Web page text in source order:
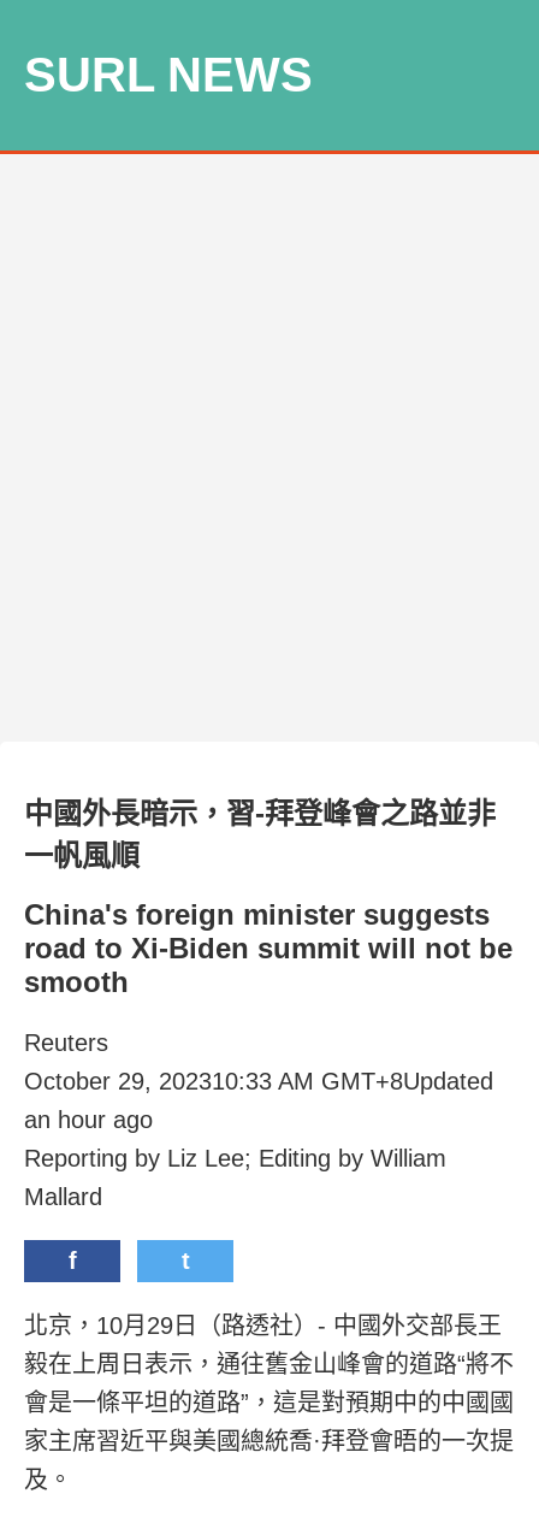
SURL NEWS
中國外長暗示，習-拜登峰會之路並非
一帆風順
China's foreign minister suggests
road to Xi-Biden summit will not be
smooth
Reuters
October 29, 202310:33 AM GMT+8Updated
an hour ago
Reporting by Liz Lee; Editing by William
Mallard
f t
北京，10月29日（路透社）- 中國外交部長王
毅在上周日表示，通往舊金山峰會的道路“將不
會是一條平坦的道路”，這是對預期中的中國國
家主席習近平與美國總統喬·拜登會晤的一次提
及。